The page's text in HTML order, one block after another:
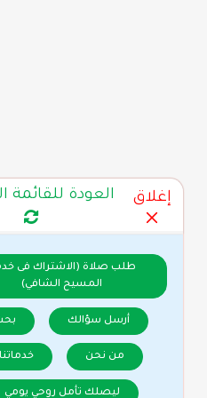
إغلاق العودة للقائمة
طلب صلاة (الاشتراك فى
المسيح الشافي)
أرسل سؤالك
من نحن خدماتنا
ليصلك تأمل روحي يومي